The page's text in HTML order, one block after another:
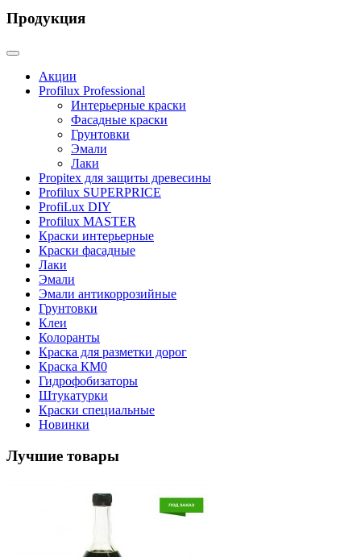
Продукция
Акции
Profilux Professional
Интерьерные краски
Фасадные краски
Грунтовки
Эмали
Лаки
Propitex для защиты древесины
Profilux SUPERPRICE
ProfiLux DIY
Profilux MASTER
Краски интерьерные
Краски фасадные
Лаки
Эмали
Эмали антикоррозийные
Грунтовки
Клеи
Колоранты
Краска для разметки дорог
Краска КМ0
Гидрофобизаторы
Штукатурки
Краски специальные
Новинки
Лучшие товары